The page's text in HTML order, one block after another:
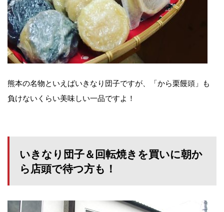
熊本の名物といえばいきなり団子ですが、「から栗饅頭」も
負けないくらい美味しい一品ですよ！
いきなり団子＆回転焼きを買いに朝か
ら店頭で待つ方も！